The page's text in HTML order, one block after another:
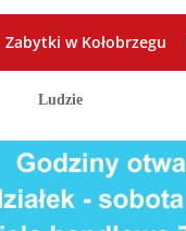
Zabytki w Kołobrzegu
Ludzie